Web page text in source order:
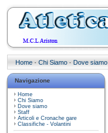
Home · Chi Siamo · Dove siamo
Navigazione
Home
Chi Siamo
Dove siamo
Staff
Articoli e Cronache gare
Classifiche - Volantini